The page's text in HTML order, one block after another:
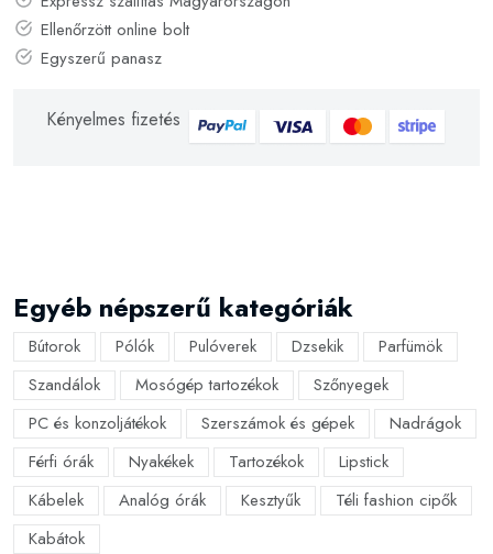
Ellenőrzött online bolt
Egyszerű panasz
Kényelmes fizetés
Egyéb népszerű kategóriák
Bútorok Pólók Pulóverek Dzsekik
Parfümök
Szandálok
Mosógép tartozékok
Szőnyegek
PC és konzoljátékok
Szerszámok és gépek
Nadrágok
Férfi órák
Nyakékek Tartozékok
Lipstick
Kábelek
Analóg órák Kesztyűk
Téli fashion cipők
Kabátok